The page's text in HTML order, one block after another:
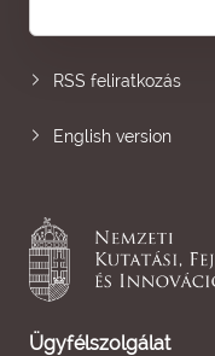
RSS feliratkozás
English version
Ügyfélszolgálat